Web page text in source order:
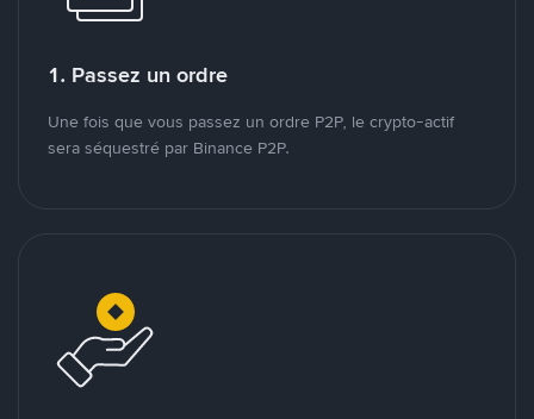
1. Passez un ordre
Une fois que vous passez un ordre P2P, le crypto-actif
sera séquestré par Binance P2P.